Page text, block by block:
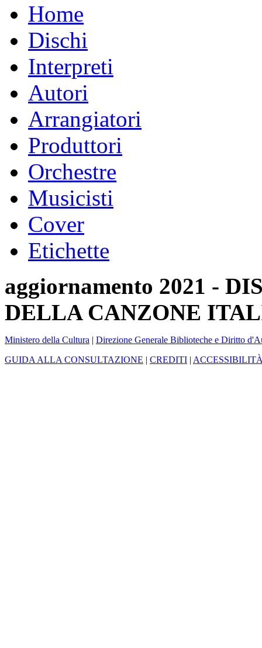
Home
Dischi
Interpreti
Autori
Arrangiatori
Produttori
Orchestre
Musicisti
Cover
Etichette
aggiornamento 2021 -
DELLA CANZONE
Ministero della Cultura | Direzione Generale Biblioteche e Diritto
GUIDA ALLA CONSULTAZIONE | CREDITI |